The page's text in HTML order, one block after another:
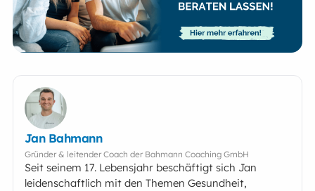
Jan Bahmann
Gründer & leitender Coach der Bahmann Coaching GmbH
Seit seinem 17. Lebensjahr beschäftigt sich Jan
leidenschaftlich mit den Themen Gesundheit,